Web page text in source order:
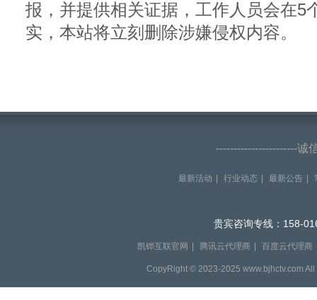
报，并提供相关证据，工作人员会在5
实，本站将立刻删除涉嫌侵权内容。
-----------------------诚
最新活动 行业动态 最新公告
贵宾咨询专线：158-
凯铧互联官网 腾讯云代理商 百度云代理商
CopyRight © 2023-2025 www.bjhctv.com